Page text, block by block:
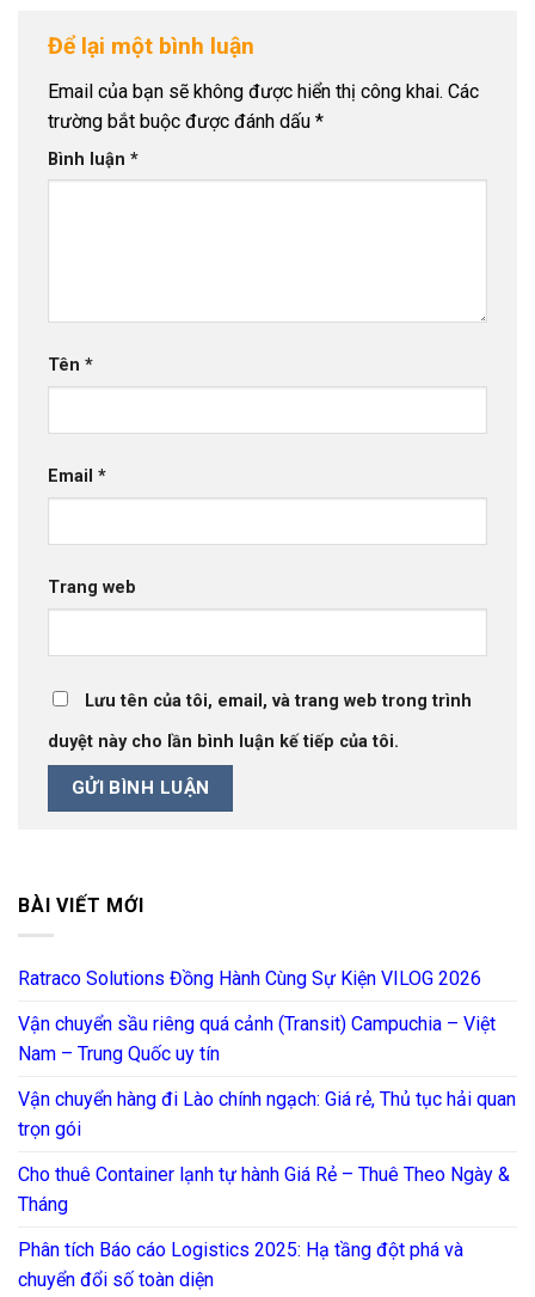
Để lại một bình luận
Email của bạn sẽ không được hiển thị công khai. Các
trường bắt buộc được đánh dấu *
Bình luận *
Tên *
Email *
Trang web
Lưu tên của tôi, email, và trang web trong trình
duyệt này cho lần bình luận kế tiếp của tôi.
BÀI VIẾT MỚI
Ratraco Solutions Đồng Hành Cùng Sự Kiện VILOG 2026
Vận chuyển sầu riêng quá cảnh (Transit) Campuchia – Việt
Nam – Trung Quốc uy tín
Vận chuyển hàng đi Lào chính ngạch: Giá rẻ, Thủ tục hải quan
trọn gói
Cho thuê Container lạnh tự hành Giá Rẻ – Thuê Theo Ngày &
Tháng
Phân tích Báo cáo Logistics 2025: Hạ tầng đột phá và
chuyển đổi số toàn diện